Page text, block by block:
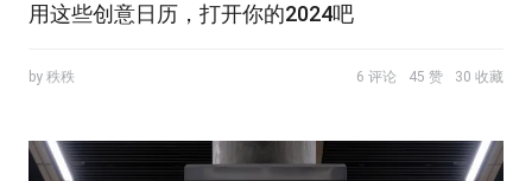
用这些创意日历，打开你的2024吧
by 秩秩 6 评论 45 赞 30 收藏